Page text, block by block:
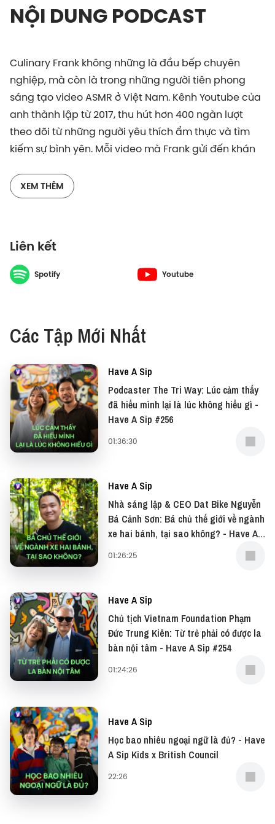
NỘI DUNG PODCAST
Culinary Frank không những là đầu bếp chuyên
nghiệp, mà còn là trong những người tiên phong
sáng tạo video ASMR ở Việt Nam. Kênh Youtube của
anh thành lập từ 2017, thu hút hơn 400 ngàn lượt
theo dõi từ những người yêu thích ẩm thực và tìm
kiếm sự bình yên. Mỗi video mà Frank gửi đến khán
công thức, màu sắc, âm thanh đến hình ảnh.
lắng nghe cuộc trò chuyện giữa Culinary Frank và
host Thùy Minh nhé!
Nếu có bất cứ góp ý, phản hồi hay mong muốn hợp
team@vietcetera.com
---
Cảm ơn nhãn hàng Bia Tuyết - Edelweiss đã đồng
Mang trọn vị tinh tuý từ Núi Tuyết Châu Âu, tươi mới
tự nhiên, sảng khoái thanh khiết, Bia Tuyết -
Edelweiss là sự lựa chọn hoàn hảo dành cho những
ai đang tìm kiếm những trải nghiệm tinh tế, lay động
mọi giác quan cho cuộc sống thêm phần thú vị.
Tìm hiểu thêm tại: https://bit.ly/42NcsaG
#haveasip #FrankCulinary #BiaTuyetEdelweiss
—
tại: YouTube
Và đọc những bài viết thú vị tại website: Vietcetera
—
XEM THÊM
Liên kết
Spotify Youtube
Các Tập Mới Nhất
Have A Sip
Podcaster The Tri Way: Lúc cảm thấy
đã hiểu mình lại là lúc không hiểu gì -
Have A Sip #256
01:36:30
Have A Sip
Nhà sáng lập & CEO Dat Bike Nguyễn
Bá Cảnh Sơn: Bá chủ thế giới về ngành
xe hai bánh, tại sao không? - Have A
01:26:25
Have A Sip
Chủ tịch Vietnam Foundation Phạm
Đức Trung Kiên: Từ trẻ phải có được la
bàn nội tâm - Have A Sip #254
01:24:26
Have A Sip
Học bao nhiêu ngoại ngữ là đủ? - Have
A Sip Kids x British Council
22:26